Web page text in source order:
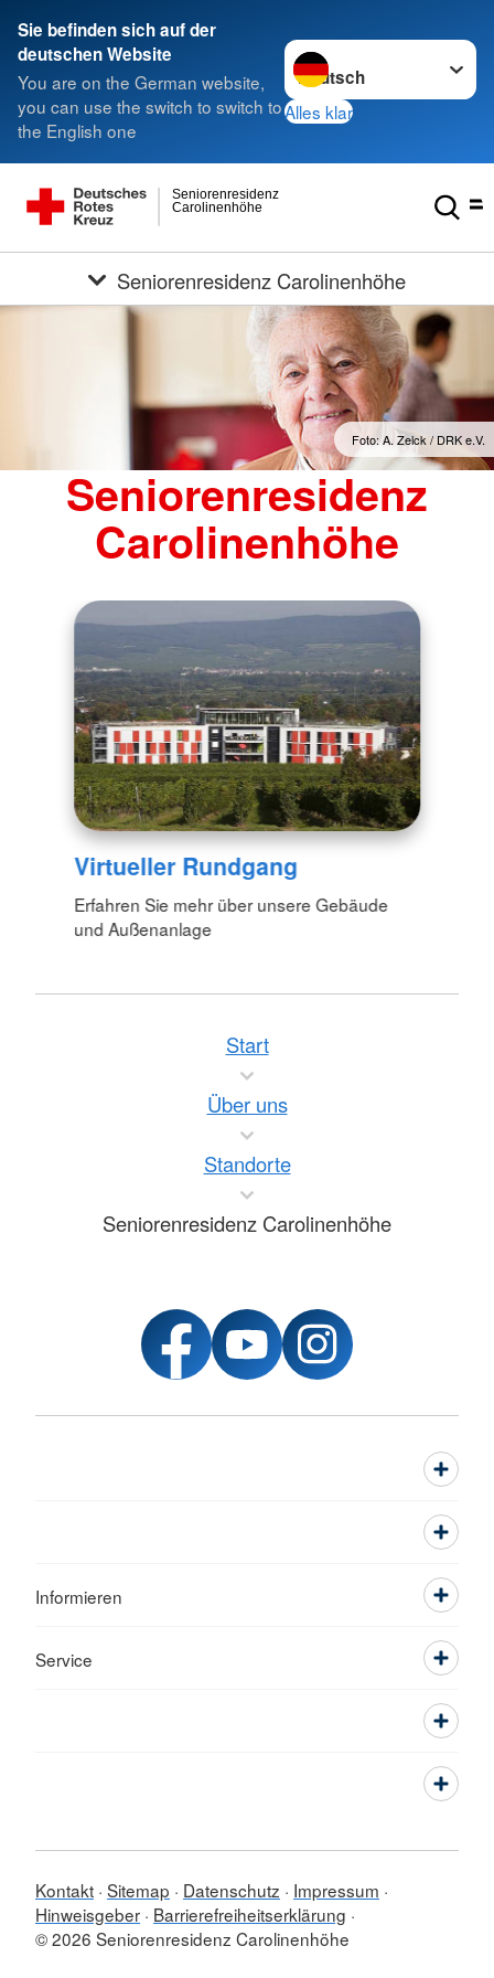
Sie befinden sich auf der
deutschen Website
You are on the German website,
you can use the switch to switch to
the English one
Sprache wechseln zu
Alles klar
Carolinenhöhe
Seniorenresidenz
Seniorenresidenz Carolinenhöhe
Foto: A. Zelck / DRK e.V.
Seniorenresidenz
Carolinenhöhe
Virtueller Rundgang
Erfahren Sie mehr über unsere Gebäude
und Außenanlage
Start
Über uns
Standorte
Seniorenresidenz Carolinenhöhe
Informieren
Service
Kontakt Sitemap Datenschutz
Impressum
Hinweisgeber Barrierefreiheitserklärung
© 2026 Seniorenresidenz Carolinenhöhe